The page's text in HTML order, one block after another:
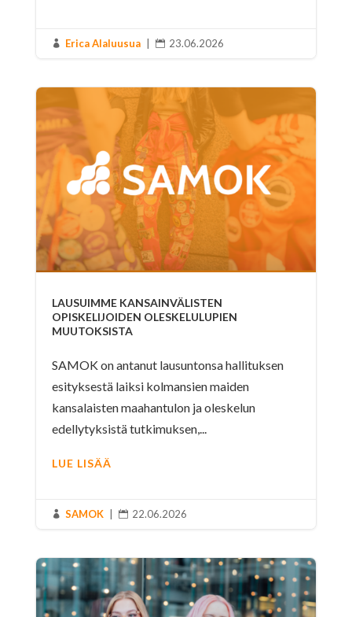
 Erica Alaluusua  23.06.2026
LAUSUIMME KANSAINVÄLISTEN
OPISKELIJOIDEN OLESKELULUPIEN
MUUTOKSISTA
SAMOK on antanut lausuntonsa hallituksen
esityksestä laiksi kolmansien maiden
kansalaisten maahantulon ja oleskelun
edellytyksistä tutkimuksen,...
LUE LISÄÄ
 SAMOK  22.06.2026